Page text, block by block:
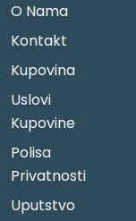
O Nama
Kontakt
Kupovina
Uslovi
Kupovine
Polisa
Privatnosti
Uputstvo